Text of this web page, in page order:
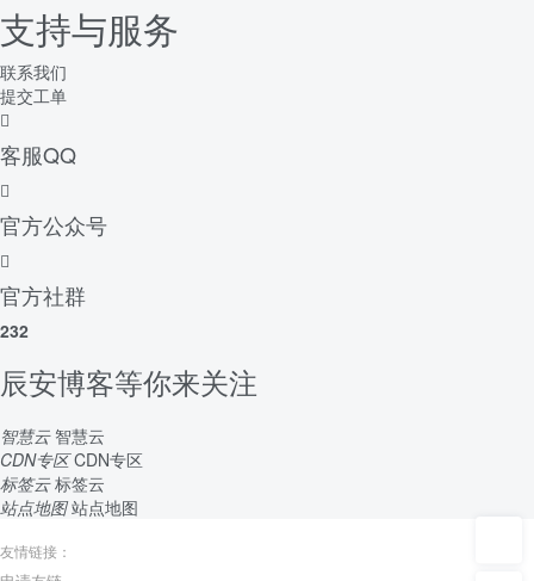
支持与服务
联系我们
提交工单
客服QQ
官方公众号
官方社群
232
辰安博客等你来关注
智慧云 智慧云
CDN专区 CDN专区
标签云 标签云
站点地图 站点地图
友情链接：